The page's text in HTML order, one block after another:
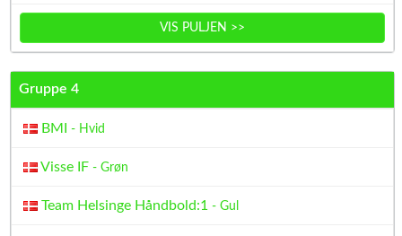
VIS PULJEN >>
Gruppe 4
BMI - Hvid
Visse IF - Grøn
Team Helsinge Håndbold:1 - Gul